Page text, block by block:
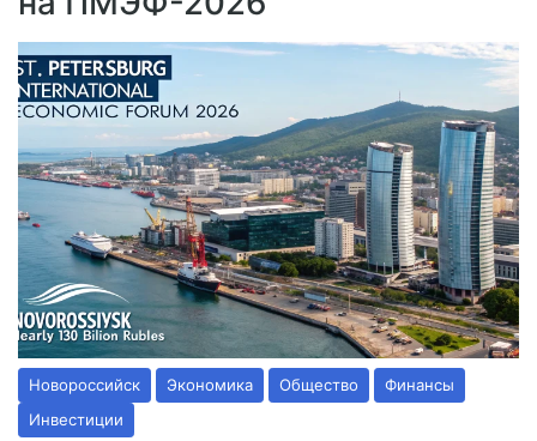
Новороссийск Экономика Общество
Финансы
Инвестиции